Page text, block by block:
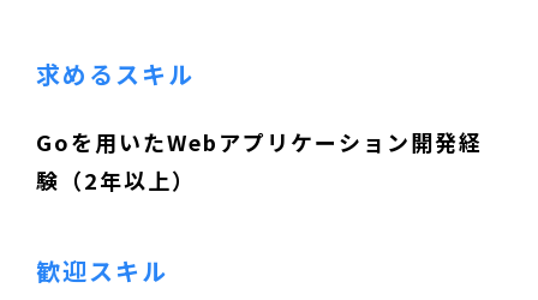
求めるスキル
Goを用いたWebアプリケーション開発経
験（2年以上）
歓迎スキル